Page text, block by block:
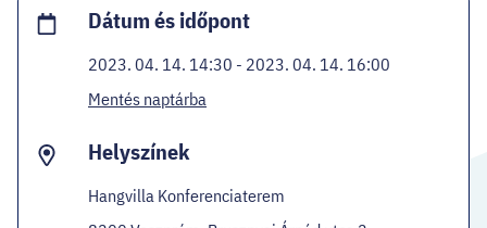
Dátum és időpont
2023. 04. 14. 14:30 - 2023. 04. 14. 16:00
Mentés naptárba
Helyszínek
Hangvilla Konferenciaterem